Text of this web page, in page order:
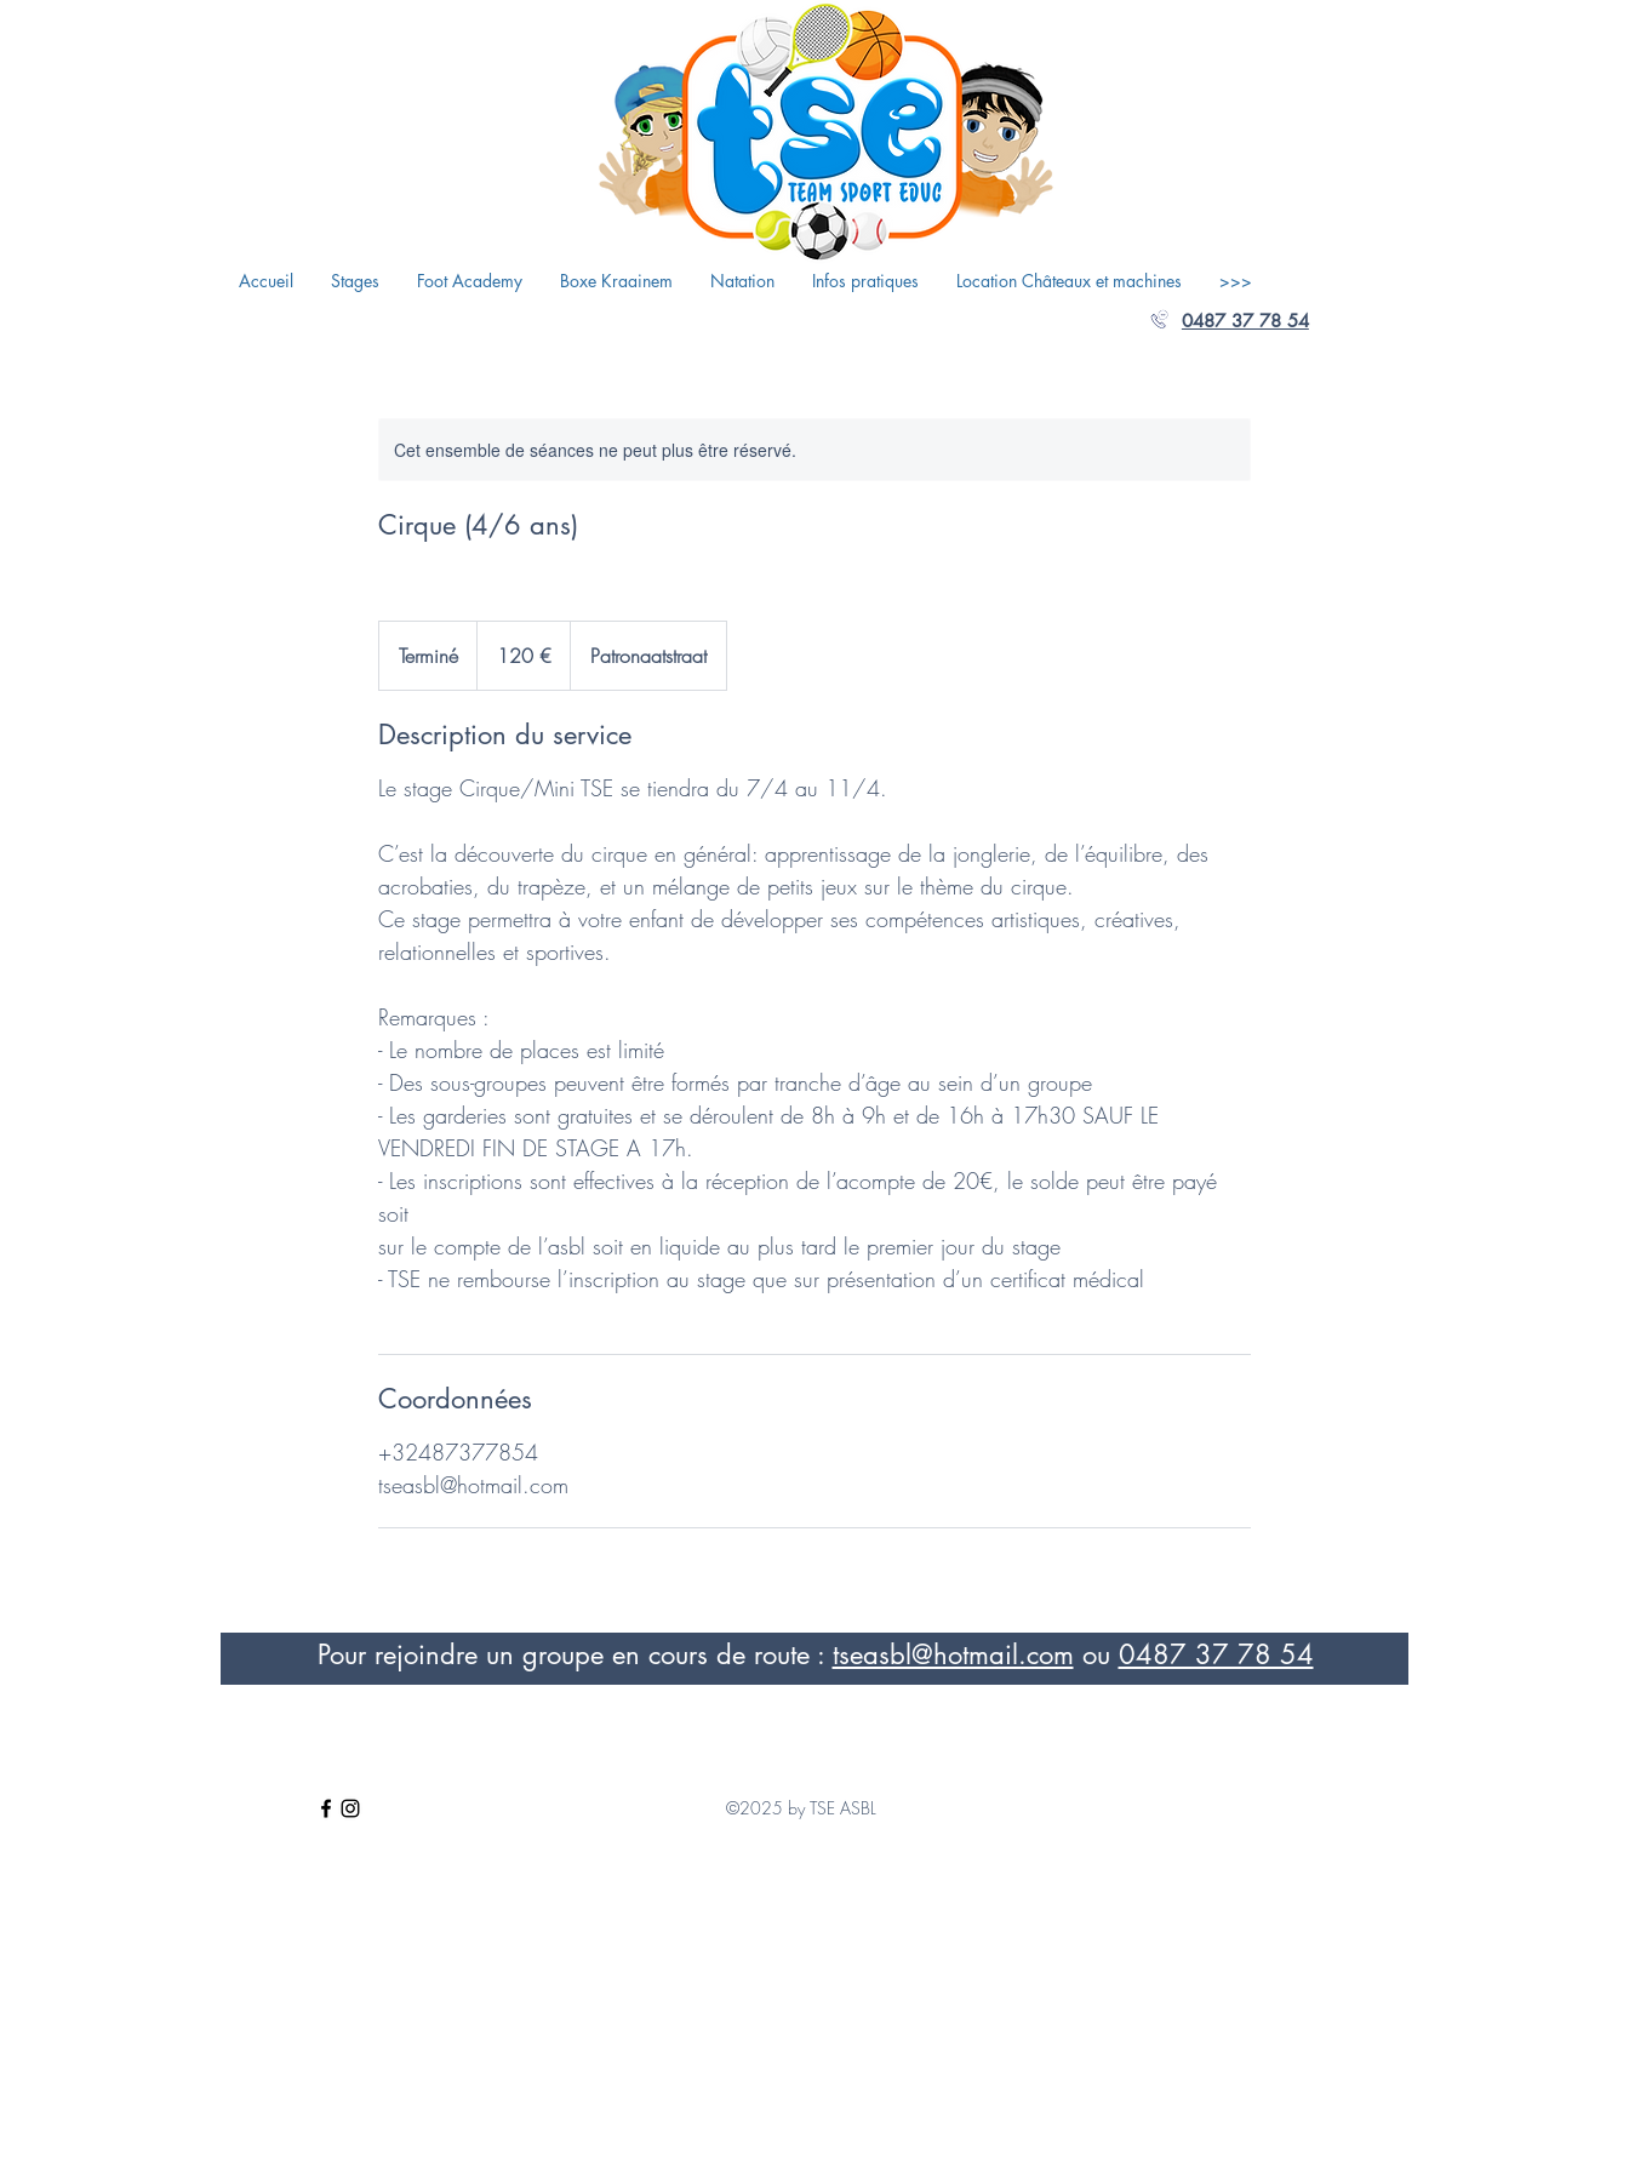
Accueil Stages Foot Academy Boxe Kraainem Natation Infos pratiques Location Châteaux et machines
>>>
0487 37 78 54
Cet ensemble de séances ne peut plus être réservé.
Cirque (4/6 ans)
TerminéT
e
m
n
120 € Patronaatstraat
Description du service
Le stage Cirque/Mini TSE se tiendra du 7/4 au 11/4.
C’est la découverte du cirque en général: apprentissage de la jonglerie, de l’équilibre, des
acrobaties, du trapèze, et un mélange de petits jeux sur le thème du cirque.
Ce stage permettra à votre enfant de développer ses compétences artistiques, créatives,
relationnelles et sportives.
Remarques :
- Le nombre de places est limité
- Des sous-groupes peuvent être formés par tranche d’âge au sein d’un groupe
- Les garderies sont gratuites et se déroulent de 8h à 9h et de 16h à 17h30 SAUF LE
VENDREDI FIN DE STAGE A 17h.
- Les inscriptions sont effectives à la réception de l’acompte de 20€, le solde peut être payé
soit
sur le compte de l’asbl soit en liquide au plus tard le premier jour du stage
- TSE ne rembourse l’inscription au stage que sur présentation d’un certificat médical
Coordonnées
+32487377854
tseasbl@hotmail.com
Pour rejoindre un groupe en cours de route : tseasbl@hotmail.com ou 0487 37 78 54
©2025 by TSE ASBL